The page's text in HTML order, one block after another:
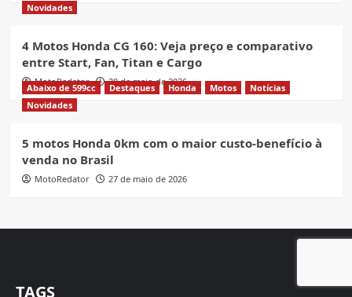
Novidades
4 Motos Honda CG 160: Veja preço e comparativo
entre Start, Fan, Titan e Cargo
MotoRedator 28 de maio de 2026
Abaixo de 599cc Destaques Honda Motos
Notícias
Novidades
5 motos Honda 0km com o maior custo-benefício à
venda no Brasil
MotoRedator 27 de maio de 2026
TAGS